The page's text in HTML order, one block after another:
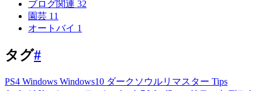
ブログ関連 32
園芸 11
オートバイ 1
タグ#
PS4 Windows Windows10 ダークソウルリマスター Tips